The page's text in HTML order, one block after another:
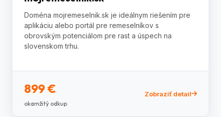
Doména mojremeselnik.sk je ideálnym riešením pre
aplikáciu alebo portál pre remeselníkov s
obrovským potenciálom pre rast a úspech na
slovenskom trhu.
899 €
okamžitý odkup
Zobraziť detail